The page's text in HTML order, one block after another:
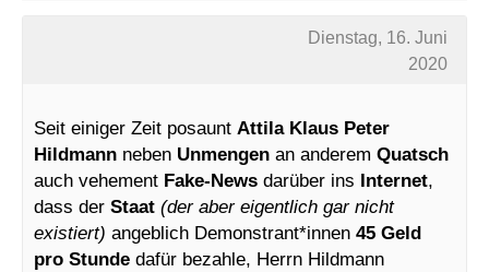
Dienstag, 16. Juni
2020
Seit einiger Zeit posaunt Attila Klaus Peter
Hildmann neben Unmengen an anderem Quatsch
auch vehement Fake-News darüber ins Internet,
dass der Staat (der aber eigentlich gar nicht
existiert) angeblich Demonstrant*innen 45 Geld
pro Stunde dafür bezahle, Herrn Hildmann